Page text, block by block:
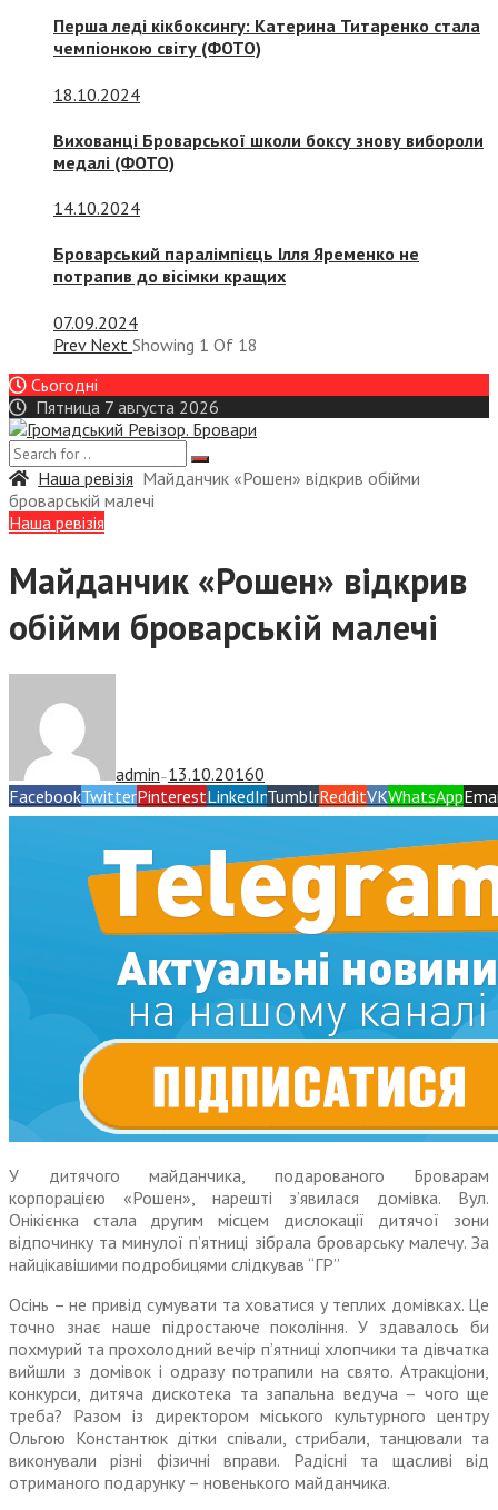
Перша леді кікбоксингу: Катерина Титаренко стала
чемпіонкою світу (ФОТО)
18.10.2024
Вихованці Броварської школи боксу знову вибороли
медалі (ФОТО)
14.10.2024
Броварський паралімпієць Ілля Яременко не
потрапив до вісімки кращих
07.09.2024
Prev Next Showing 1 Of 18
Сьогодні
Пятница 7 августа 2026
Наша ревізія Майданчик «Рошен» відкрив обійми
броварській малечі
Наша ревізія
Майданчик «Рошен» відкрив
обійми броварській малечі
admin — 13.10.20160
FacebookTwitterPinterestLinkedInTumblrRedditVKWhatsApp
У дитячого майданчика, подарованого Броварам
корпорацією «Рошен», нарешті з’явилася домівка. Вул.
Онікієнка стала другим місцем дислокації дитячої зони
відпочинку та минулої п’ятниці зібрала броварську малечу. За
найцікавішими подробицями слідкував “ГР”
Осінь – не привід сумувати та ховатися у теплих домівках. Це
точно знає наше підростаюче покоління. У здавалось би
похмурий та прохолодний вечір п’ятниці хлопчики та дів­чатка
вийшли з домівок і одразу потрапили на свято. Атракціони,
конкурси, дитяча дискотека та запальна ведуча – чого ще
треба? Разом із директором міського культурного центру
Ольгою Константюк дітки співали, стрибали, танцювали та
виконували різні фізичні вправи. Радісні та щасливі від
отриманого подарунку – новенького майданчика.